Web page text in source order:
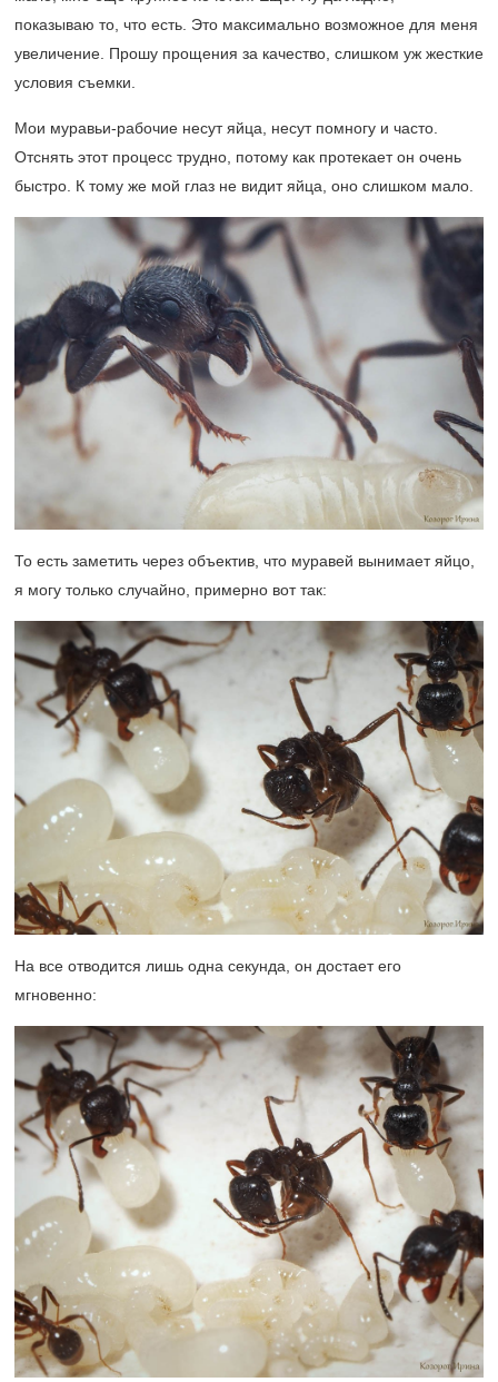
показываю то, что есть. Это максимально возможное для меня
увеличение. Прошу прощения за качество, слишком уж жесткие
условия съемки.
Мои муравьи-рабочие несут яйца, несут помногу и часто.
Отснять этот процесс трудно, потому как протекает он очень
быстро. К тому же мой глаз не видит яйца, оно слишком мало.
То есть заметить через объектив, что муравей вынимает яйцо,
я могу только случайно, примерно вот так:
На все отводится лишь одна секунда, он достает его
мгновенно: